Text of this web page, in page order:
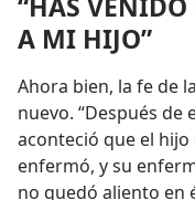
A MI HIJO”
Ahora bien, la fe de
nuevo. “Después
aconteció que el hijo
enfermó, y su
no quedó aliento en